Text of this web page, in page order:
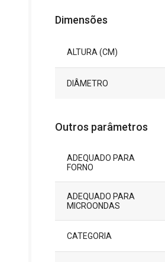
Dimensões
ALTURA (CM)
DIÂMETRO
Outros parâmetros
ADEQUADO PARA
FORNO
ADEQUADO PARA
MICROONDAS
CATEGORIA